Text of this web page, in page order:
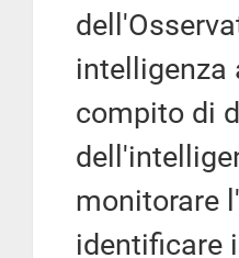
intelligenza
compito di
monitorare
identificare